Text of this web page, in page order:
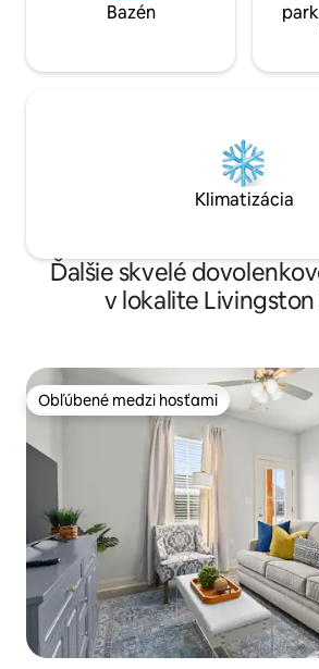
Bazén
Klimatizácia
Ďalšie skvelé
v lokalite Livingston
Obľúbené medzi hosťami
Obľúbené medzi hosťami